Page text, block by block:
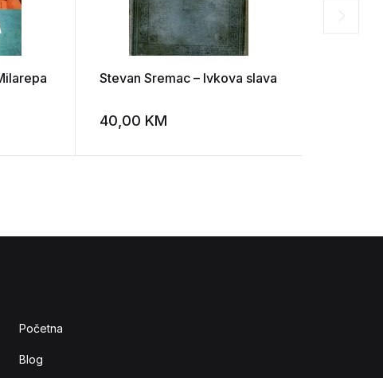
Add to wishlist
Stevan Sremac – Ivkova slava
40,00 KM
Početna
Blog